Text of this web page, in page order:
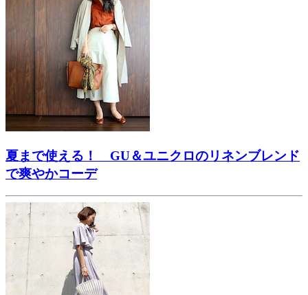
夏まで使える！ GU＆ユニクロのリネンブレンド
で爽やかコーデ